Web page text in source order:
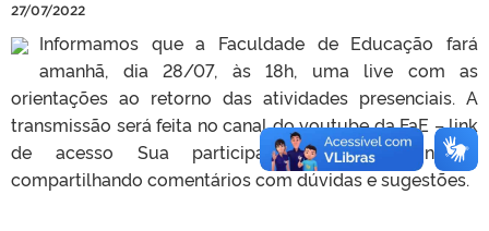
27/07/2022
Informamos que a Faculdade de Educação fará
amanhã, dia 28/07, às 18h, uma live com as
orientações ao retorno das atividades presenciais. A
transmissão será feita no canal do youtube da FaE – link
de acesso Sua participação é imprescindível,
compartilhando comentários com dúvidas e sugestões.